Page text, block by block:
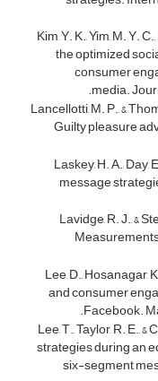
Kim, Y. K., Yim, M. Y.
the optimized
consumer
media.
Lancellotti, M. P., &
Guilty pleasure
Laskey, H. A., Day,
message
Lavidge, R. J., &
Lee, D., Hosanagar,
and consumer
Facebook.
Lee, T., Taylor, R. E.,
strategies during an
six-segment